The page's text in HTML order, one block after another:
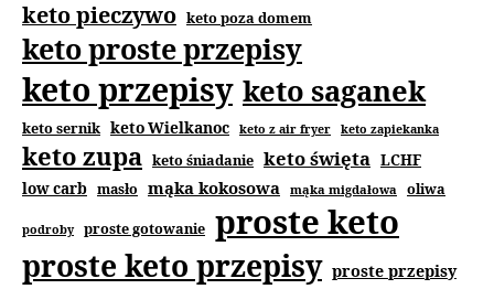
keto pieczywo keto poza domem
keto proste przepisy
keto przepisy keto saganek
keto sernik keto Wielkanoc keto z air fryer keto zapiekanka
keto zupa keto śniadanie keto święta LCHF
low carb masło mąka kokosowa mąka migdałowa oliwa
podroby proste gotowanie proste keto
proste keto przepisy proste przepisy